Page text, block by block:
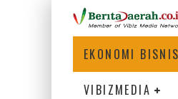
EKONOMI BISNIS
VIBIZMEDIA